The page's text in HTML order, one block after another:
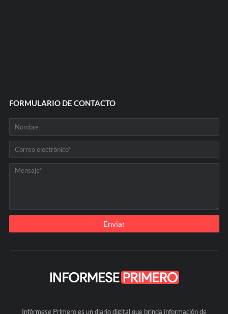
FORMULARIO DE CONTACTO
Infórmese Primero es un diario digital que brinda información de